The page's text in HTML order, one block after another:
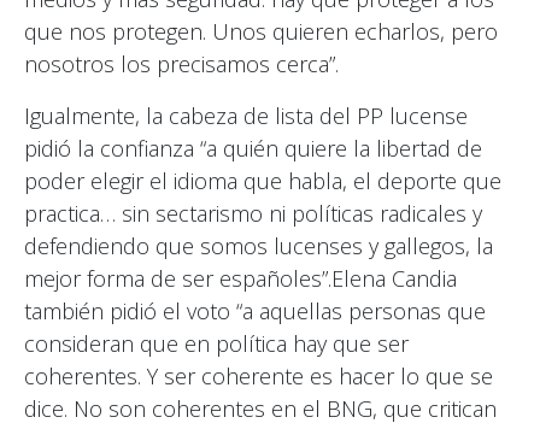
que nos protegen. Unos quieren echarlos, pero
nosotros los precisamos cerca”.
Igualmente, la cabeza de lista del PP lucense
pidió la confianza “a quién quiere la libertad de
poder elegir el idioma que habla, el deporte que
practica… sin sectarismo ni políticas radicales y
defendiendo que somos lucenses y gallegos, la
mejor forma de ser españoles”.Elena Candia
también pidió el voto “a aquellas personas que
consideran que en política hay que ser
coherentes. Y ser coherente es hacer lo que se
dice. No son coherentes en el BNG, que critican